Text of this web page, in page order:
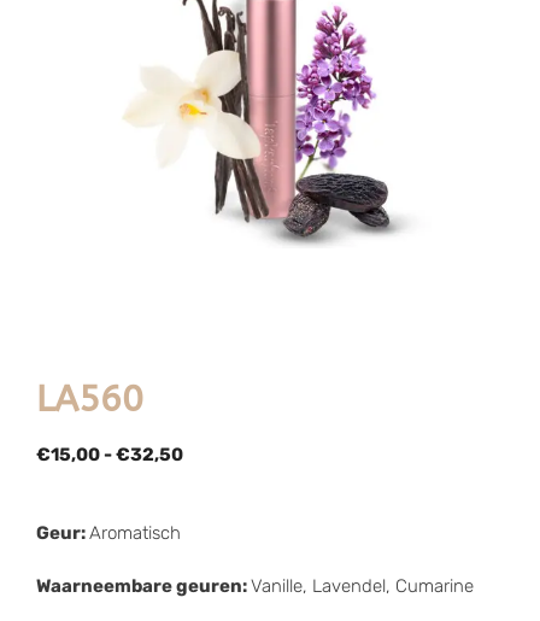
LA560
€15,00-€32,50
Geur:Aromatisch
Waarneembare geuren:Vanille, Lavendel, Cumarine